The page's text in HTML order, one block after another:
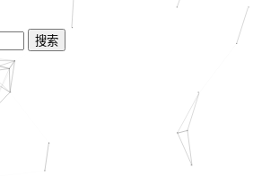
搜索